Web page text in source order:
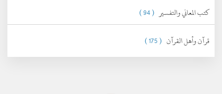
كتب المعاني والتفسير ( 94 )
قرآن وأهل القرآن ( 175 )